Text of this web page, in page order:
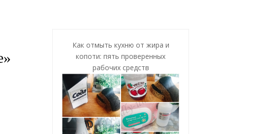
Как отмыть кухню от жира и
копоти: пять проверенных
рабочих средств